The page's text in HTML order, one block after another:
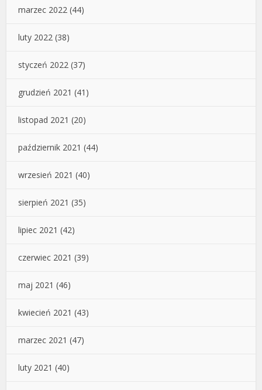
marzec 2022 (44)
luty 2022 (38)
styczeń 2022 (37)
grudzień 2021 (41)
listopad 2021 (20)
październik 2021 (44)
wrzesień 2021 (40)
sierpień 2021 (35)
lipiec 2021 (42)
czerwiec 2021 (39)
maj 2021 (46)
kwiecień 2021 (43)
marzec 2021 (47)
luty 2021 (40)